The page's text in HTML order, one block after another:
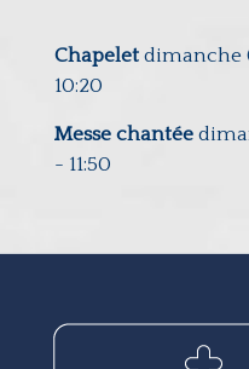
Chapelet dimanche
10:20
Messe chantée
- 11:50